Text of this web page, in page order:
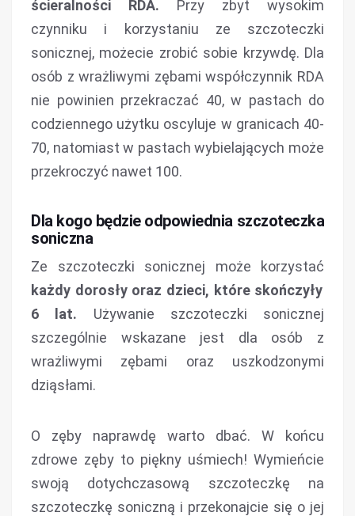
ścieralności RDA. Przy zbyt wysokim
czynniku i korzystaniu ze szczoteczki
sonicznej, możecie zrobić sobie krzywdę. Dla
osób z wrażliwymi zębami współczynnik RDA
nie powinien przekraczać 40, w pastach do
codziennego użytku oscyluje w granicach 40-
70, natomiast w pastach wybielających może
przekroczyć nawet 100.
Dla kogo będzie odpowiednia szczoteczka
soniczna
Ze szczoteczki sonicznej może korzystać
każdy dorosły oraz dzieci, które skończyły
6 lat. Używanie szczoteczki sonicznej
szczególnie wskazane jest dla osób z
wrażliwymi zębami oraz uszkodzonymi
dziąsłami.
O zęby naprawdę warto dbać. W końcu
zdrowe zęby to piękny uśmiech! Wymieńcie
swoją dotychczasową szczoteczkę na
szczoteczkę soniczną i przekonajcie się o jej